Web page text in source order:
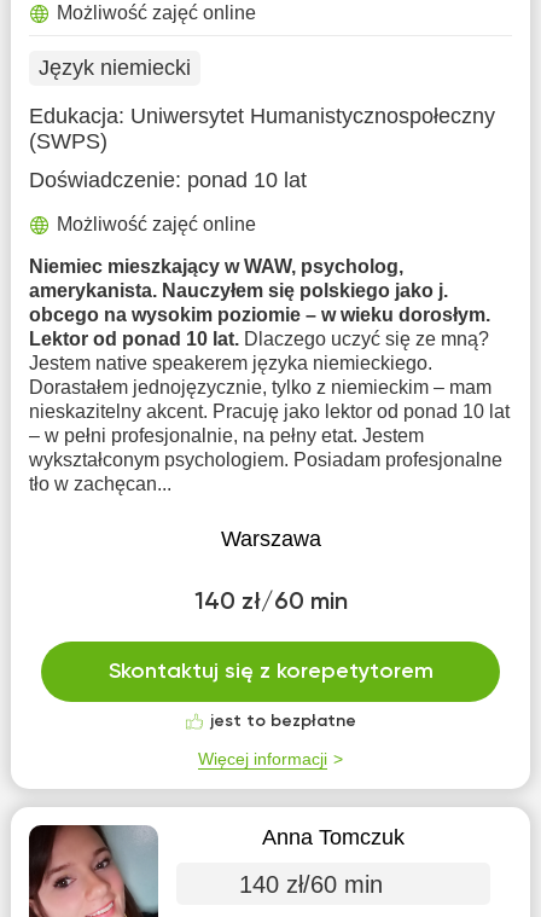
Możliwość zajęć online
Język niemiecki
Edukacja: Uniwersytet Humanistycznospołeczny
(SWPS)
Doświadczenie: ponad 10 lat
Możliwość zajęć online
Niemiec mieszkający w WAW, psycholog,
amerykanista. Nauczyłem się polskiego jako j.
obcego na wysokim poziomie – w wieku dorosłym.
Lektor od ponad 10 lat. Dlaczego uczyć się ze mną?
Jestem native speakerem języka niemieckiego.
Dorastałem jednojęzycznie, tylko z niemieckim – mam
nieskazitelny akcent. Pracuję jako lektor od ponad 10 lat
– w pełni profesjonalnie, na pełny etat. Jestem
wykształconym psychologiem. Posiadam profesjonalne
tło w zachęcan...
Warszawa
140 zł/60 min
Skontaktuj się z korepetytorem
jest to bezpłatne
Więcej informacji
Anna Tomczuk
140 zł/60 min